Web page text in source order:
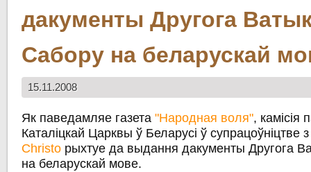
дакументы Другога
Сабору на беларускай
15.11.2008
Як паведамляе газета"Народная воля", камісія
Каталіцкай Царквы ў Беларусі ў
Christo рыхтуе да выдання дакументы Другога
на беларускай мове.